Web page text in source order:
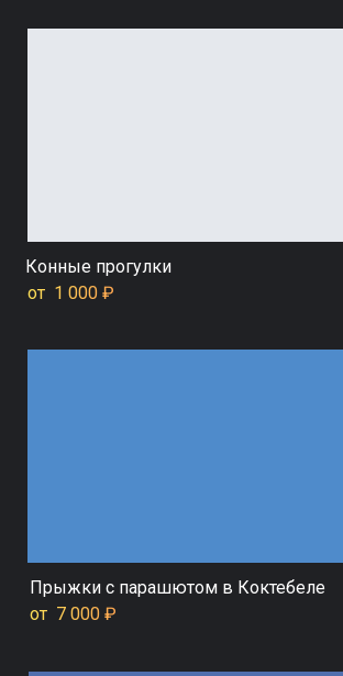
от 7 000 ₽
Прыжки с парашютом в Коктебеле
от 1 000 ₽
Конные прогулки